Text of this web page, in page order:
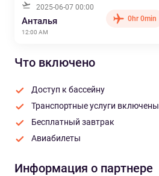
2025-06-07 00:00
Анталья
12:00 AM
0hr 0min
Что включено
Доступ к бассейну
Транспортные услуги включены
Бесплатный завтрак
Авиабилеты
Информация о партнере